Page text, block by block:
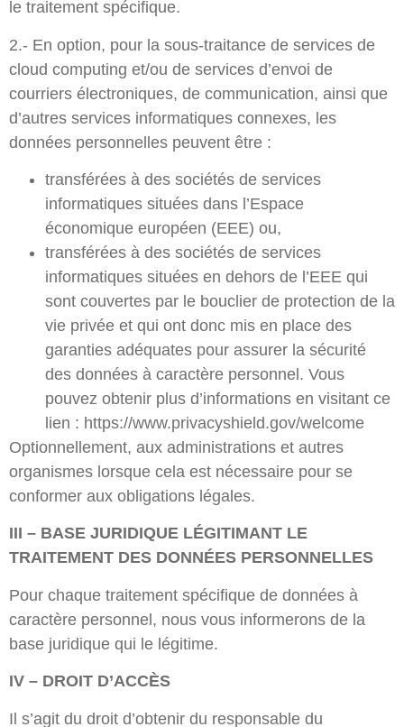
le traitement spécifique.
2.- En option, pour la sous-traitance de services de
cloud computing et/ou de services d’envoi de
courriers électroniques, de communication, ainsi que
d’autres services informatiques connexes, les
données personnelles peuvent être :
transférées à des sociétés de services
informatiques situées dans l’Espace
économique européen (EEE) ou,
transférées à des sociétés de services
informatiques situées en dehors de l’EEE qui
sont couvertes par le bouclier de protection de la
vie privée et qui ont donc mis en place des
garanties adéquates pour assurer la sécurité
des données à caractère personnel. Vous
pouvez obtenir plus d’informations en visitant ce
lien : https://www.privacyshield.gov/welcome
Optionnellement, aux administrations et autres
organismes lorsque cela est nécessaire pour se
conformer aux obligations légales.
III – BASE JURIDIQUE LÉGITIMANT LE
TRAITEMENT DES DONNÉES PERSONNELLES
Pour chaque traitement spécifique de données à
caractère personnel, nous vous informerons de la
base juridique qui le légitime.
IV – DROIT D’ACCÈS
Il s’agit du droit d’obtenir du responsable du